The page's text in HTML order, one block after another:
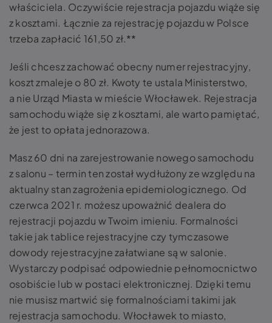
właściciela. Oczywiście rejestracja pojazdu wiąże się
z kosztami. Łącznie za rejestrację pojazdu w Polsce
trzeba zapłacić 161,50 zł.**
Jeśli chcesz zachować obecny numer rejestracyjny,
koszt zmaleje o 80 zł. Kwoty te ustala Ministerstwo,
a nie Urząd Miasta w mieście Włocławek. Rejestracja
samochodu wiąże się z kosztami, ale warto pamiętać,
że jest to opłata jednorazowa.
Masz 60 dni na zarejestrowanie nowego samochodu
z salonu – termin ten został wydłużony ze względu na
aktualny stan zagrożenia epidemiologicznego. Od
czerwca 2021 r. możesz upoważnić dealera do
rejestracji pojazdu w Twoim imieniu. Formalności
takie jak tablice rejestracyjne czy tymczasowe
dowody rejestracyjne załatwiane są w salonie.
Wystarczy podpisać odpowiednie pełnomocnictwo
osobiście lub w postaci elektronicznej. Dzięki temu
nie musisz martwić się formalnościami takimi jak
rejestracja samochodu. Włocławek to miasto,